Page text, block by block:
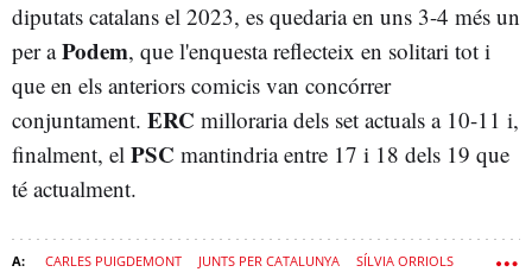
diputats catalans el 2023, es quedaria en uns 3-4 més un
per aPodem, que l'enquesta reflecteix en solitari tot i
que en els anteriors comicis van concórrer
conjuntament. ERC milloraria dels set actuals a 10-11 i,
finalment, el PSC mantindria entre 17 i 18 dels 19 que
té actualment.
CARLES PUIGDEMONT JUNTS PER CATALUNYA SÍLVIA ORRIOLS